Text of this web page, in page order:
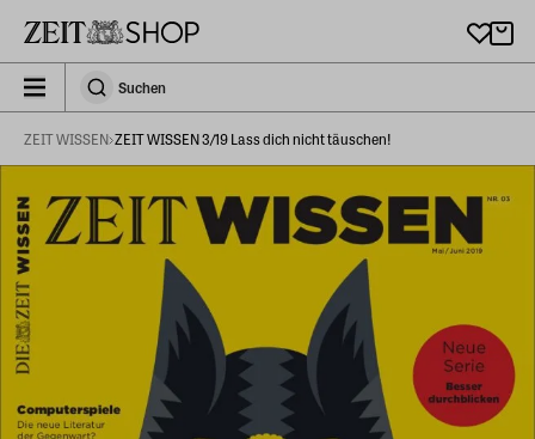
zeit_storefront.components.search.collapsed
SuchenSuchen
ZEIT WISSEN ZEIT WISSEN 3/19 Lass dich nicht täuschen!